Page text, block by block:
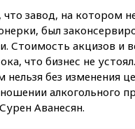
завод, на котором
был
Стоимость акцизов и
что бизнес не
без изменения
алкогольного
Аванесян.